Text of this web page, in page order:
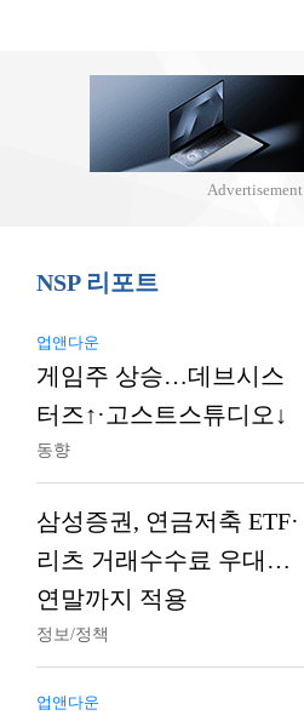
Advertisement
NSP 리포트
업앤다운
게임주 상승…데브시스
터즈↑·고스트스튜디오↓
동향
삼성증권, 연금저축 ETF·
리츠 거래수수료 우대…
연말까지 적용
정보/정책
업앤다운